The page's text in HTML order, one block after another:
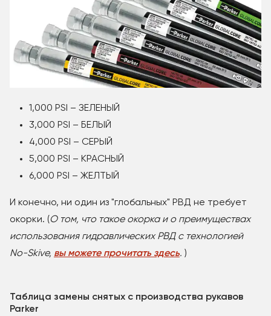
1,000 PSI – ЗЕЛЕНЫЙ
3,000 PSI – БЕЛЫЙ
4,000 PSI – СЕРЫЙ
5,000 PSI – КРАСНЫЙ
6,000 PSI – ЖЕЛТЫЙ
И конечно, ни один из "глобальных" РВД не требует
окорки. (О том, что такое окорка и о преимуществах
использования гидравлических РВД с технологией
No-Skive, вы можете прочитать здесь. )
Таблица замены снятых с производства рукавов
Parker